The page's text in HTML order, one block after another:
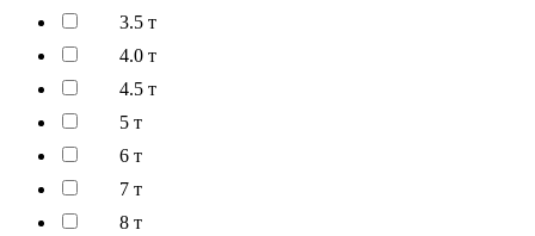
3.5 т
4.0 т
4.5 т
5 т
6 т
7 т
8 т